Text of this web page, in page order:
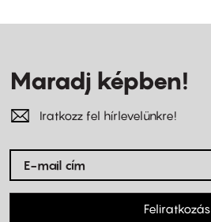
Maradj képben!
Iratkozz fel hírlevelünkre!
Feliratkozás